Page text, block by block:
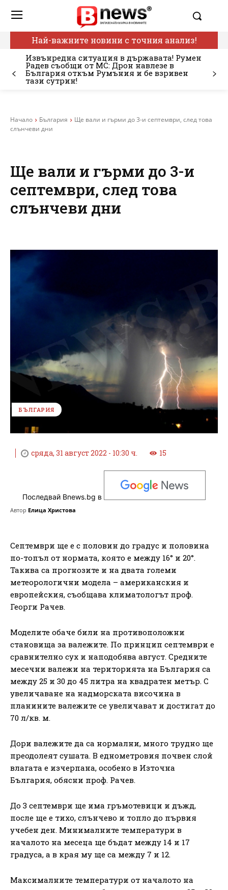
Най-важните новини с точния анализ!
Извънредна ситуация в държавата! Румен
Радев съобщи от МС: Дрон навлезе в
България откъм Румъния и бе взривен
тази сутрин!
Начало България
Ще вали и гърми до 3-и септември, след това
слънчеви дни
Ще вали и гърми до 3-и
септември, след това
слънчеви дни
БЪЛГАРИЯ
сряда, 31 август 2022 - 10:30 ч. 15
Последвай Bnews.bg в
Автор Елица Христова
Септември ще е с половин до градус и половина
по-топъл от нормата, която е между 16° и 20°.
Такива са прогнозите и на двата големи
метеорологични модела – американския и
европейския, съобщава климатологът проф.
Георги Рачев.
Моделите обаче били на противоположни
становища за валежите. По принцип септември е
сравнително сух и наподобява август. Средните
месечни валежи на територията на България са
между 25 и 30 до 45 литра на квадратен метър. С
увеличаване на надморската височина в
планините валежите се увеличават и достигат до
70 л/кв. м.
Дори валежите да са нормални, много трудно ще
преодолеят сушата. В еднометровия почвен слой
влагата е изчерпана, особено в Източна
България, обясни проф. Рачев.
До 3 септември ще има гръмотевици и дъжд,
после ще е тихо, слънчево и топло до първия
учебен ден. Минималните температури в
началото на месеца ще бъдат между 14 и 17
градуса, а в края му ще са между 7 и 12.
Максималните температури от началото на